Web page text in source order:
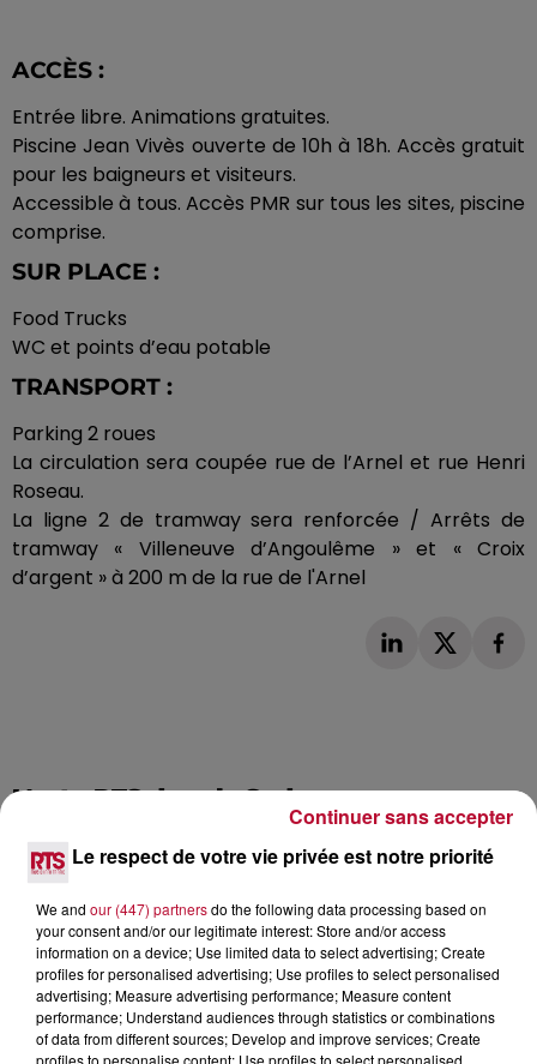
ACCÈS :
Entrée libre. Animations gratuites.
Piscine JeanVivès ouverte de10h à 18h. Accès gratuit
pour les baigneurs et visiteurs.
Accessible à tous. Accès PMR sur tous les sites, piscine
comprise.
SUR PLACE :
Food Trucks
WC et points d’eau potable
TRANSPORT :
Parking 2 roues
La circulation sera coupée rue de l’Arnel et rue Henri
Roseau.
La ligne 2 de tramway sera renforcée / Arrêts de
tramway « Villeneuve d’Angoulême » et « Croix
d’argent » à 200 m de la rue de l'Arnel
L'actu RTS dans le Sud
Le respect de votre vie privée est notre priorité
We and our (447) partnersdo the following data processing based on
your consent and/or our legitimate interest: Store and/or access
information on a device; Use limited data to select advertising; Create
profiles for personalised advertising; Use profiles to select personalised
advertising; Measure advertising performance; Measure content
performance; Understand audiences through statistics or combinations
of data from different sources; Develop and improve services; Create
profiles to personalise content; Use profiles to select personalised
Continuer sans accepter